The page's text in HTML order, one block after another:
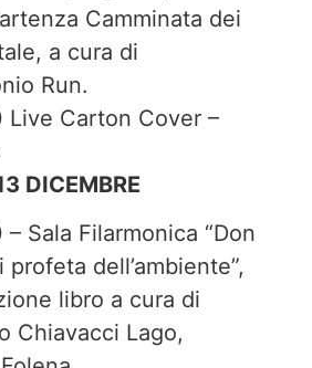
Camminata dei
a cura di
Run.
Live Carton Cover –
DICEMBRE
– Sala Filarmonica “Don
profeta dell’ambiente”,
libro a cura di
Chiavacci Lago,